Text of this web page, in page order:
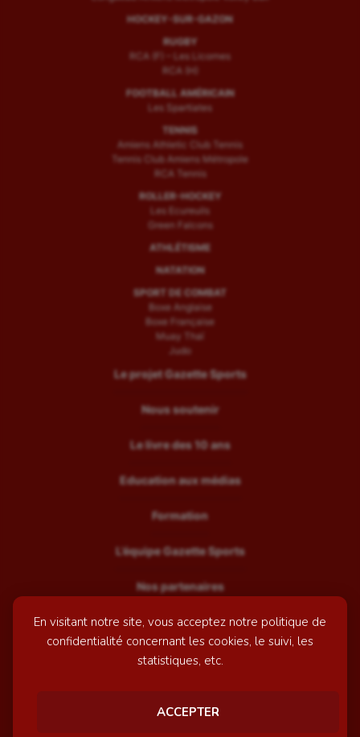
En visitant notre site, vous acceptez notre politique de
confidentialité concernant les cookies, le suivi, les
statistiques, etc.
ACCEPTER
HOCKEY-SUR-GAZON
RUGBY
RCA (F) – Les Licornes
RCA (H)
FOOTBALL AMÉRICAIN
Les Spartiates
TENNIS
Amiens Athletic Club Tennis
Tennis Club Amiens Métropole
RCA Tennis
ROLLER-HOCKEY
Les Ecureuils
Green Falcons
ATHLÉTISME
NATATION
SPORT DE COMBAT
Boxe Anglaise
Boxe Française
Muay Thaï
Judo
Le projet Gazette Sports
Nous soutenir
Le livre des 10 ans
Education aux médias
Formation
L’équipe Gazette Sports
Nos partenaires
Recrutement
Mentions légales